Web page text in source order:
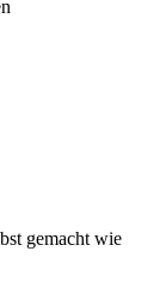
gemacht wie